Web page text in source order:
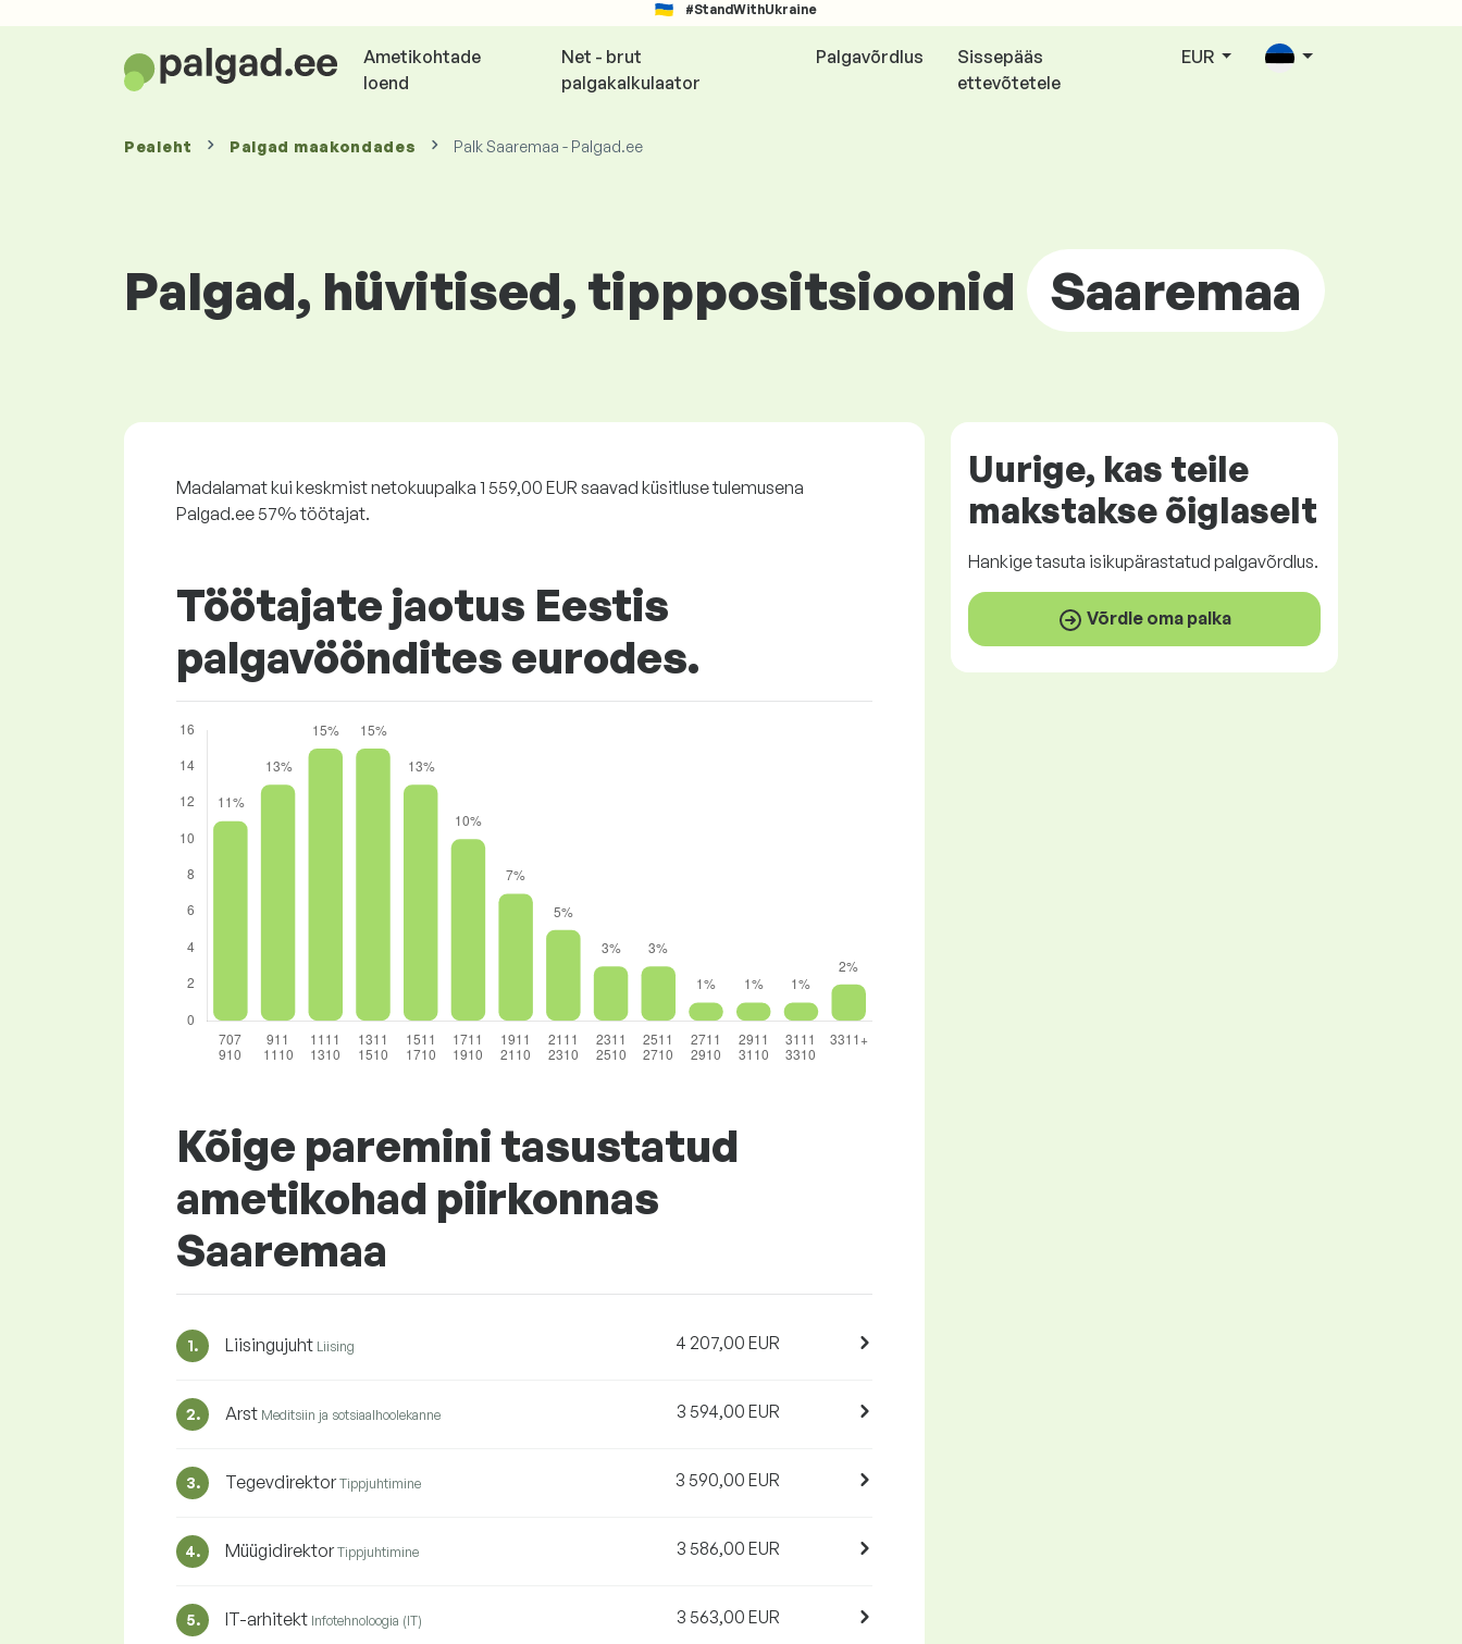
#StandWithUkraine
Ametikohtade
loend
Net - brut
palgakalkulaator
Palgavõrdlus
Sissepääs
ettevõtetele
EUR
Pealeht Palgad maakondades Palk Saaremaa - Palgad.ee
Palgad, hüvitised, tipppositsioonid Saaremaa
Madalamat kui keskmist netokuupalka 1 559,00 EUR saavad küsitluse tulemusena
Palgad.ee 57% töötajat.
Töötajate jaotus Eestis
palgavööndites eurodes.
Kõige paremini tasustatud
ametikohad piirkonnas
Saaremaa
1. Liisingujuht Liising 4 207,00 EUR
2. Arst Meditsiin ja sotsiaalhoolekanne 3 594,00 EUR
3. Tegevdirektor Tippjuhtimine 3 590,00 EUR
4. Müügidirektor Tippjuhtimine 3 586,00 EUR
5. IT-arhitekt Infotehnoloogia (IT) 3 563,00 EUR
Uurige, kas teile
makstakse õiglaselt
Hankigetasuta isikupärastatud palgavõrdlus.
Võrdle oma palka